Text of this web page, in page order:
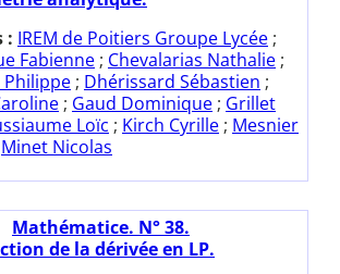
: IREM de Poitiers Groupe Lycée ;
Fabienne ; Chevalarias Nathalie ;
Philippe ; Dhérissard Sébastien ;
; Gaud Dominique ; Grillet
Loïc ; Kirch Cyrille ; Mesnier
Minet Nicolas
Mathématice. N° 38.
de la dérivée en LP.